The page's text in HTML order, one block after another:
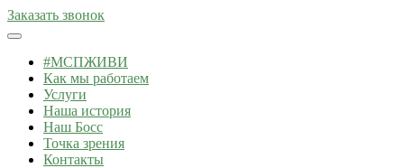
Заказать звонок
#МСПЖИВИ
Как мы работаем
Услуги
Наша история
Наш Босс
Точка зрения
Контакты